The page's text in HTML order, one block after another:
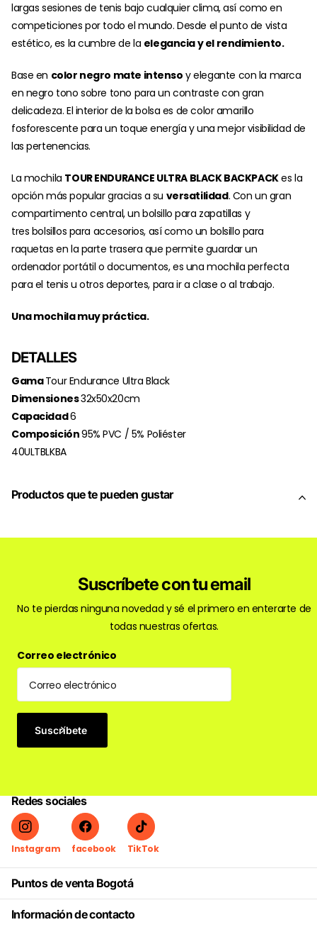
largas sesiones de tenis bajo cualquier clima, así como en
competiciones por todo el mundo. Desde el punto de vista
estético, es la cumbre de la elegancia y el rendimiento.
Base en color negro mate intenso y elegante con la marca
en negro tono sobre tono para un contraste con gran
delicadeza. El interior de la bolsa es de color amarillo
fosforescente para un toque energía y una mejor visibilidad de
las pertenencias.
La mochila TOUR ENDURANCE ULTRA BLACK BACKPACKes la
opción más popular gracias a su versatilidad. Con un gran
compartimento central, un bolsillo para zapatillas y
tres bolsillos para accesorios, así como un bolsillo para
raquetas en la parte trasera que permite guardar un
ordenador portátil o documentos, es una mochila perfecta
para el tenis u otros deportes, para ir a clase o al trabajo.
Una mochila muy práctica.
DETALLES
GamaTour Endurance Ultra Black
Dimensiones32x50x20cm
Capacidad6
Composición95% PVC / 5% Poliéster
40ULTBLKBA
Productos que te pueden gustar
Suscríbete con tu email
No te pierdas ninguna novedad y sé el primero en enterarte de
todas nuestras ofertas.
Correo electrónico
Suscríbete
Redes sociales
Instagram facebook TikTok
Puntos de venta Bogotá
Información de contacto